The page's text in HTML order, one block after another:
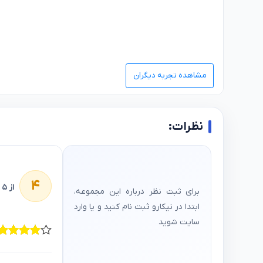
مشاهده تجربه دیگران
نظرات:
برای ثبت نظر درباره این مجموعه،
ابتدا در نیکارو ثبت‌ نام کنید و یا وارد
سایت شوید
۴ از ۵